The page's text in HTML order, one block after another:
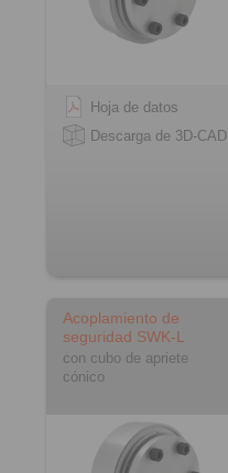
Hoja de datos
Descarga de 3D-CAD
Acoplamiento de
seguridad SWK-L
con cubo de apriete
cónico